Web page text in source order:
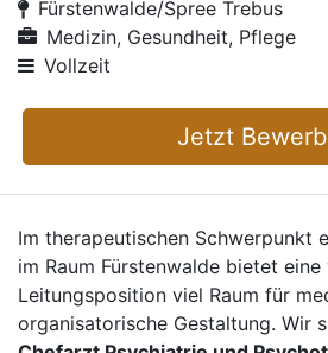
Fürstenwalde/Spree Trebus
Medizin, Gesundheit, Pflege
Vollzeit
Jetzt
Im therapeutischen Schwerpunkt
im Raum Fürstenwalde bietet
Leitungsposition viel Raum für
organisatorische Gestaltung. Wir